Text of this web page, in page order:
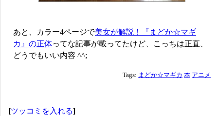
あと、カラー4ページで美女が解説！『まどか☆マギ
カ』の正体ってな記事が載ってたけど、こっちは正直、
どうでもいい内容 ^^;
Tags: まどか☆マギカ 本 アニメ
[ツッコミを入れる]